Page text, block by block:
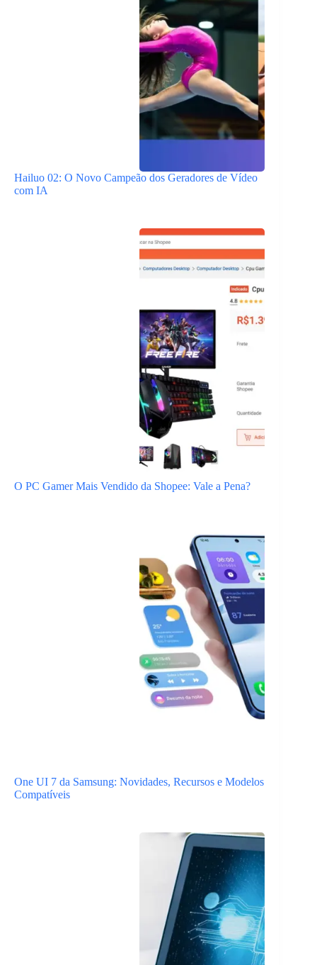
Hailuo 02: O Novo Campeão dos Geradores de Vídeo
com IA
O PC Gamer Mais Vendido da Shopee: Vale a Pena?
One UI 7 da Samsung: Novidades, Recursos e Modelos
Compatíveis